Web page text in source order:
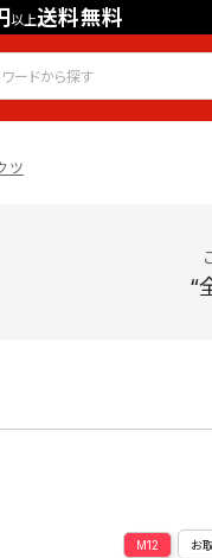
以上送料無料
会員登録 ログイン お
ツ
“
M12 お